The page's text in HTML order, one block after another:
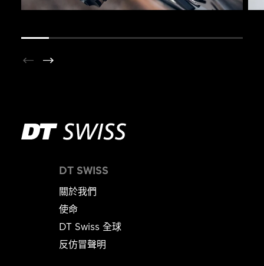
DT SWISS
關於我們
使命
DT Swiss 全球
反仿冒聲明